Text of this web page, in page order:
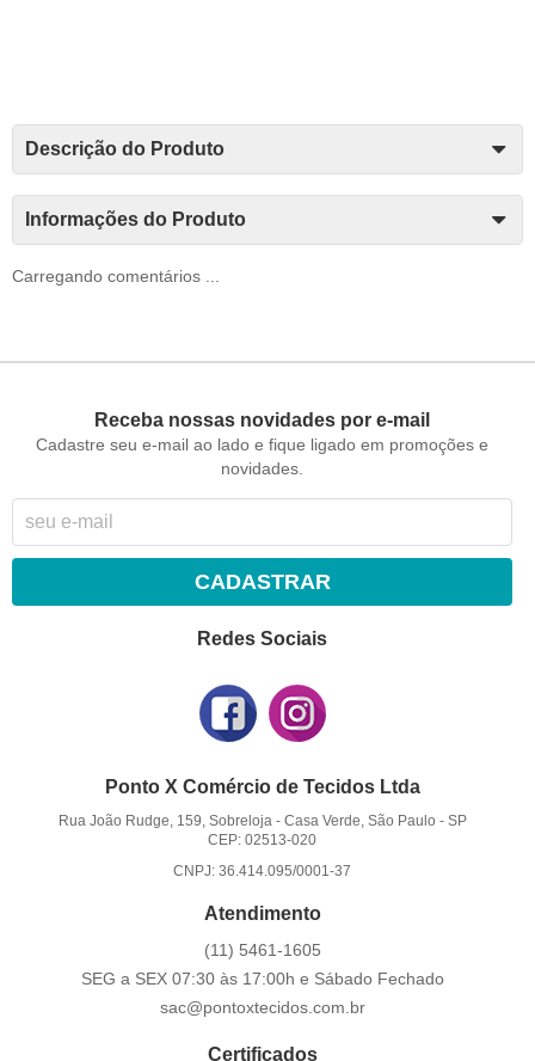
Descrição do Produto
Informações do Produto
Carregando comentários ...
Receba nossas novidades por e-mail
Cadastre seu e-mail ao lado e fique ligado em promoções e
novidades.
CADASTRAR
Redes Sociais
Ponto X Comércio de Tecidos Ltda
Rua João Rudge, 159, Sobreloja- Casa Verde, São Paulo - SP
CEP: 02513-020
CNPJ: 36.414.095/0001-37
Atendimento
(11) 5461-1605
SEG a SEX 07:30 às 17:00h e Sábado Fechado
sac@pontoxtecidos.com.br
Certificados